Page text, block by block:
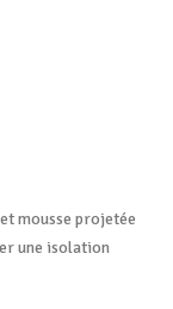
mousse projetée
une isolation